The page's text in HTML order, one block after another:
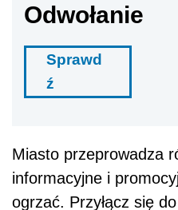
Odwołanie
Sprawd
ź
Miasto przeprowadza
informacyjne i
ogrzać. Przyłącz się